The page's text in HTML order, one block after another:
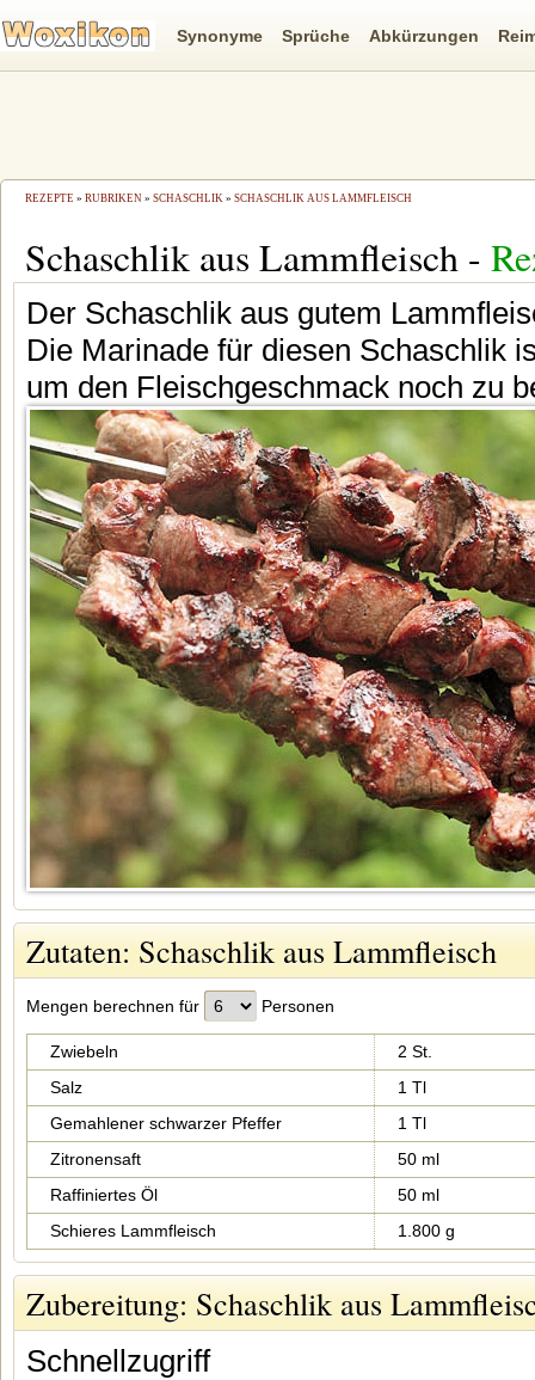
REZEPTE » RUBRIKEN » SCHASCHLIK » SCHASCHLIK AUS LAMMFLEISCH
Schaschlik aus Lammfleisch -
Der Schaschlik aus gutem
Die Marinade für diesen Schaschlik
um den Fleischgeschmack noch zu
Zutaten: Schaschlik aus Lammfleisch
Mengen berechnen für Personen
Zwiebeln
2 St.
Salz
1 Tl
Gemahlener schwarzer Pfeffer
1 Tl
Zitronensaft
50 ml
Raffiniertes Öl
50 ml
Schieres Lammfleisch
1.800 g
Zubereitung: Schaschlik aus
Schnellzugriff
Synonyme Sprüche Abkürzungen